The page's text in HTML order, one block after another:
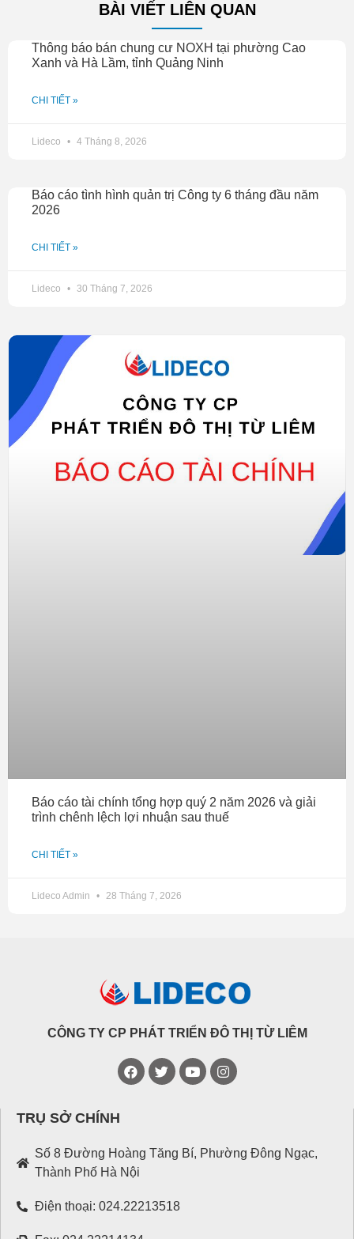
BÀI VIẾT LIÊN QUAN
Thông báo bán chung cư NOXH tại phường Cao
Xanh và Hà Lầm, tỉnh Quảng Ninh
CHI TIẾT »
Lideco 4 Tháng 8, 2026
Báo cáo tình hình quản trị Công ty 6 tháng đầu năm
2026
CHI TIẾT »
Lideco 30 Tháng 7, 2026
Báo cáo tài chính tổng hợp quý 2 năm 2026 và giải
trình chênh lệch lợi nhuận sau thuế
CHI TIẾT »
Lideco Admin 28 Tháng 7, 2026
CÔNG TY CP PHÁT TRIỂN ĐÔ THỊ TỪ LIÊM
TRỤ SỞ CHÍNH
Số 8 Đường Hoàng Tăng Bí, Phường Đông Ngạc,
Thành Phố Hà Nội
Điện thoại: 024.22213518